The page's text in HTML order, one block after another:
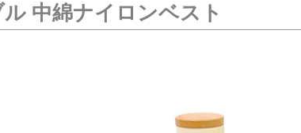
中綿ナイロンベスト